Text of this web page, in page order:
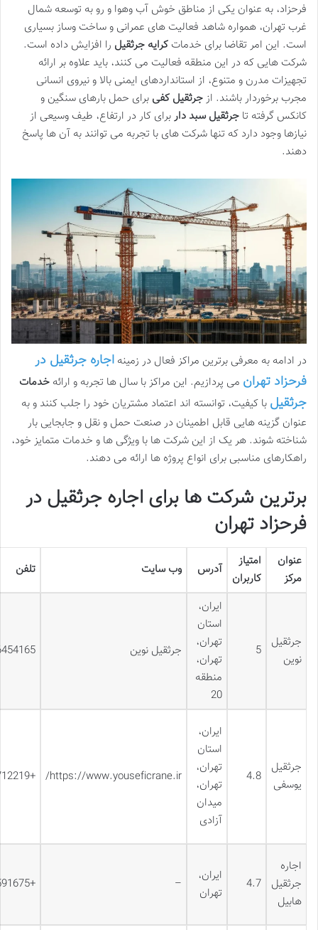
فرحزاد، به عنوان یکی از مناطق خوش آب وهوا و رو به توسعه شمال
غرب تهران، همواره شاهد فعالیت های عمرانی و ساخت وساز بسیاری
است. این امر تقاضا برای خدمات کرایه جرثقیل را افزایش داده است.
شرکت هایی که در این منطقه فعالیت می کنند، باید علاوه بر ارائه
تجهیزات مدرن و متنوع، از استانداردهای ایمنی بالا و نیروی انسانی
مجرب برخوردار باشند. از جرثقیل کفی برای حمل بارهای سنگین و
کانکس گرفته تا جرثقیل سبد دار برای کار در ارتفاع، طیف وسیعی از
نیازها وجود دارد که تنها شرکت های با تجربه می توانند به آن ها پاسخ
دهند.
در ادامه به معرفی برترین مراکز فعال در زمینه اجاره جرثقیل در
فرحزاد تهران می پردازیم. این مراکز با سال ها تجربه و ارائه خدمات
جرثقیل با کیفیت، توانسته اند اعتماد مشتریان خود را جلب کنند و به
عنوان گزینه هایی قابل اطمینان در صنعت حمل و نقل و جابجایی بار
شناخته شوند. هر یک از این شرکت ها با ویژگی ها و خدمات متمایز خود،
راهکارهای مناسبی برای انواع پروژه ها ارائه می دهند.
برترین شرکت ها برای اجاره جرثقیل در
فرحزاد تهران
عنوان
مرکز
امتیاز
کاربران
آدرس وب سایت تلفن
جرثقیل
نوین
5
ایران،
استان
تهران،
تهران،
منطقه
20
جرثقیل نوین
جرثقیل
یوسفی
4.8
ایران،
استان
تهران،
تهران،
میدان
آزادی
https://www.youseficrane.ir/
+982144712219
اجاره
جرثقیل
هابیل
4.7
ایران،
تهران
–
+989122591675